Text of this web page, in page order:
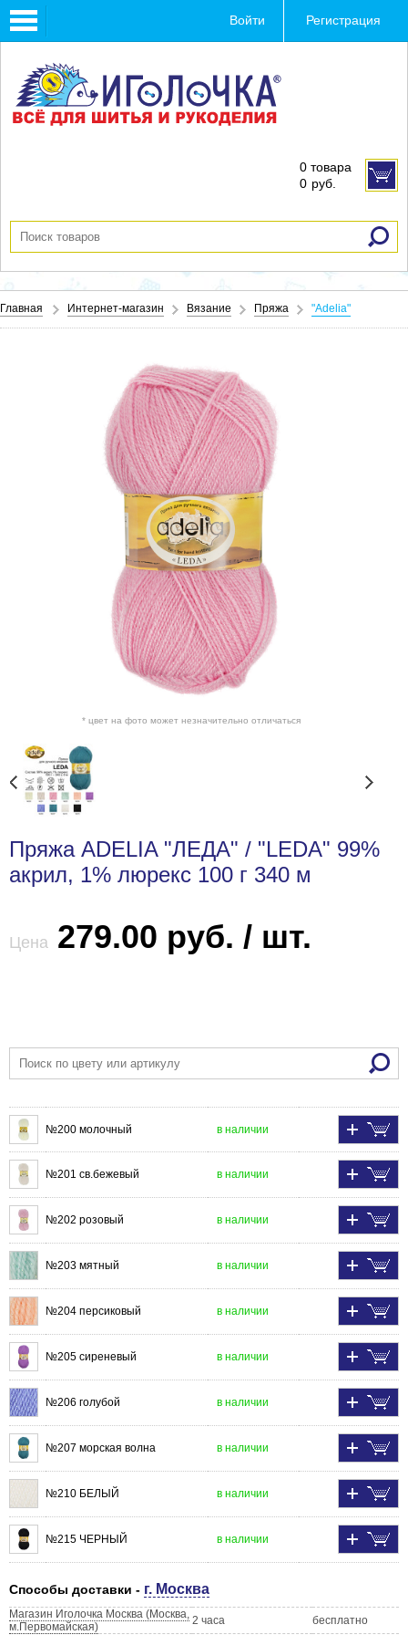
Toggle
navigation
Войти Регистрация
0 товара
0 руб.
Главная Интернет-магазин Вязание Пряжа "Adelia"
* цвет на фото может незначительно отличаться
Пряжа ADELIA "ЛЕДА" / "LEDA" 99%
акрил, 1% люрекс 100 г 340 м
Цена 279.00 руб. / шт.
№200 молочный в наличии
№201 св.бежевый в наличии
№202 розовый в наличии
№203 мятный в наличии
№204 персиковый в наличии
№205 сиреневый в наличии
№206 голубой в наличии
№207 морская волна в наличии
№210 БЕЛЫЙ в наличии
№215 ЧЕРНЫЙ в наличии
Способы доставки - г. Москва
Магазин Иголочка Москва (Москва,
м.Первомайская)
2 часа бесплатно